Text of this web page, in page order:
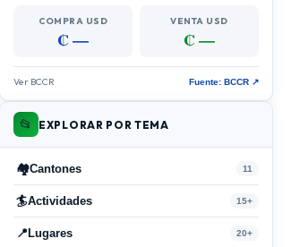
COMPRA USD
₡ —
VENTA USD
₡ —
Ver BCCR Fuente: BCCR ↗
📂 EXPLORAR POR TEMA
🏘️Cantones 11
🏄Actividades 15+
📍 Lugares 20+